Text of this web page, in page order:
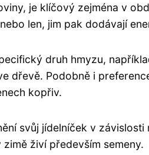
je klíčový zejména v
len, jim pak dodávají
druh hmyzu,
dřevě. Podobně i
kopřiv.
svůj jídelníček v
živí především semeny.